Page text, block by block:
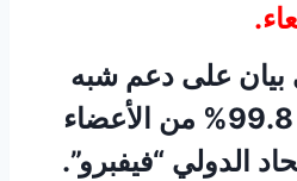
بيان على دعم شبه
إجماعي بلغ نسبة 99.8% من الأعضاء
الدولي “فيفبرو”.